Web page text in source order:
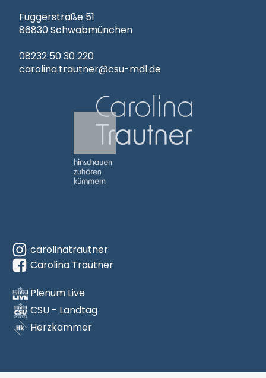
Fuggerstraße 51
86830 Schwabmünchen
08232 50 30 220
carolina.trautner@csu-mdl.de
Carolina Trautner
carolinatrautner
Carolina Trautner
Plenum Live
CSU - Landtag
Herzkammer